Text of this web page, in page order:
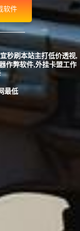
软件
秒刷本站主打低价透视,
作弊软件,外挂卡盟工作
最低